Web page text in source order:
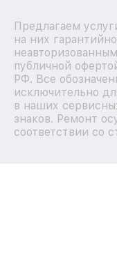
Предлагаем
на них
публичной
РФ. Все
исключительно
в наших
знаков. Ремонт
соответствии со